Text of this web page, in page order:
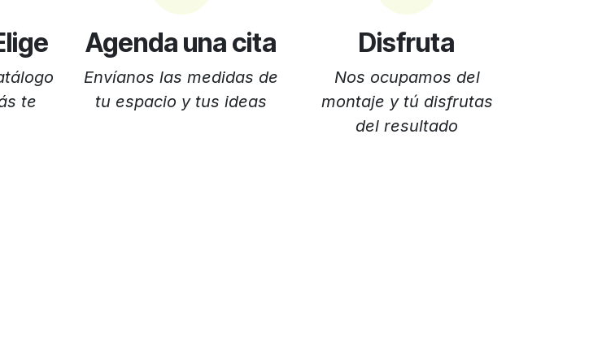
te
Agenda una cita
Envíanos las medidas de
tu espacio y tus ideas
Disfruta
Nos ocupamos del
montaje y tú disfrutas
del resultado